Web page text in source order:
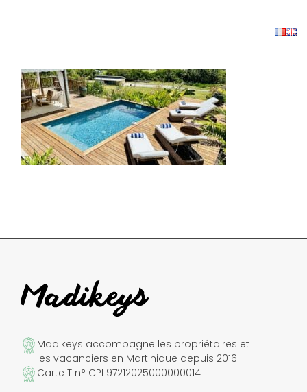
Madikeys accompagne les propriétaires et
les vacanciers en Martinique depuis 2016 !
Carte T n° CPI 97212025000000014